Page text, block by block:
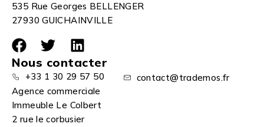
535 Rue Georges BELLENGER
27930 GUICHAINVILLE
Nous contacter
+33 1 30 29 57 50
contact@trademos.fr
Agence commerciale
Immeuble Le Colbert
2 rue le corbusier